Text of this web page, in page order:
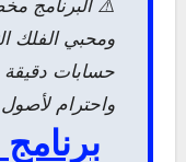
⚠️ البرنامج
ومحبي الفلك
حسابات
واحترام